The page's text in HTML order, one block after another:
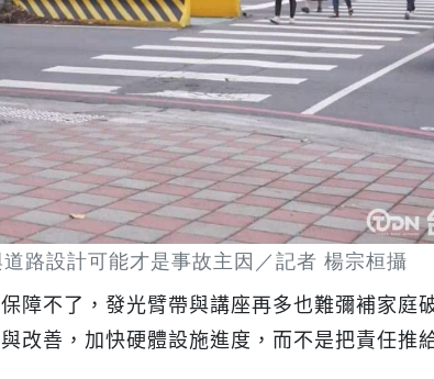
路設計可能才是事故主因／記者 楊宗桓攝
障不了，發光臂帶與講座再多也難彌補家庭
改善，加快硬體設施進度，而不是把責任推